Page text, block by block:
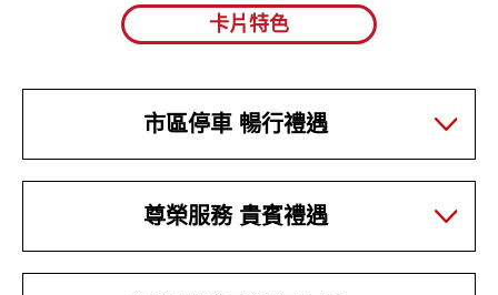
卡片特色
市區停車 暢行禮遇
尊榮服務 貴賓禮遇